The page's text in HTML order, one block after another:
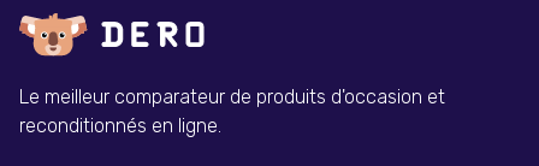
Le meilleur comparateur de produits d'occasion et
reconditionnés en ligne.